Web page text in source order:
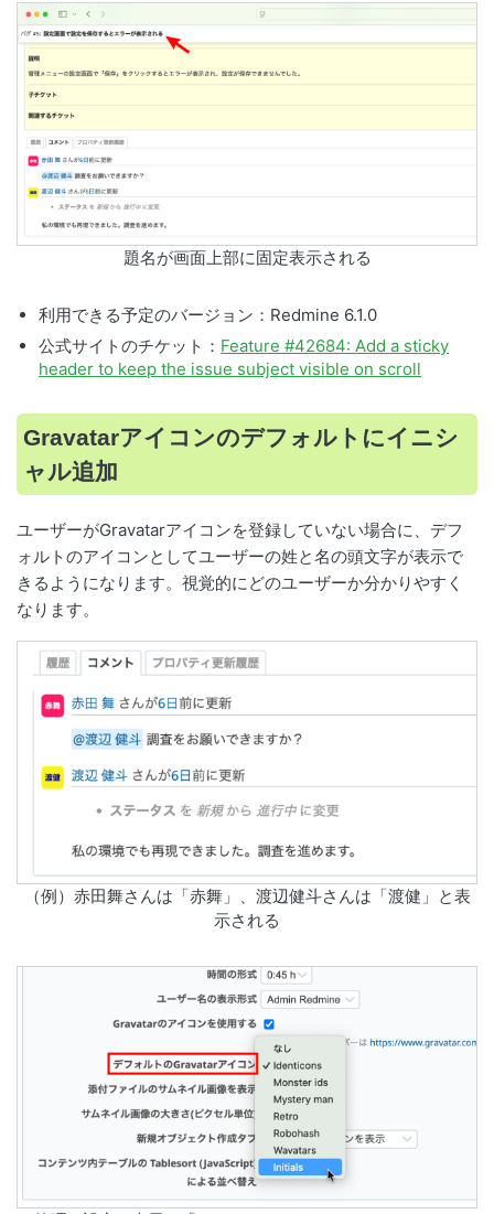
題名が画面上部に固定表示される
利用できる予定のバージョン：Redmine 6.1.0
公式サイトのチケット： Feature #42684: Add a sticky
header to keep the issue subject visible on scroll
Gravatarアイコンのデフォルトにイニシ
ャル追加
ユーザーがGravatarアイコンを登録していない場合に、デフ
ォルトのアイコンとしてユーザーの姓と名の頭文字が表示で
きるようになります。視覚的にどのユーザーか分かりやすく
なります。
（例）赤田舞さんは「赤舞」、渡辺健斗さんは「渡健」と表
示される